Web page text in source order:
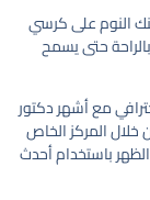
النوم على كرسي
حتى يسمح
مع أشهر دكتور
المركز الخاص
باستخدام أحدث